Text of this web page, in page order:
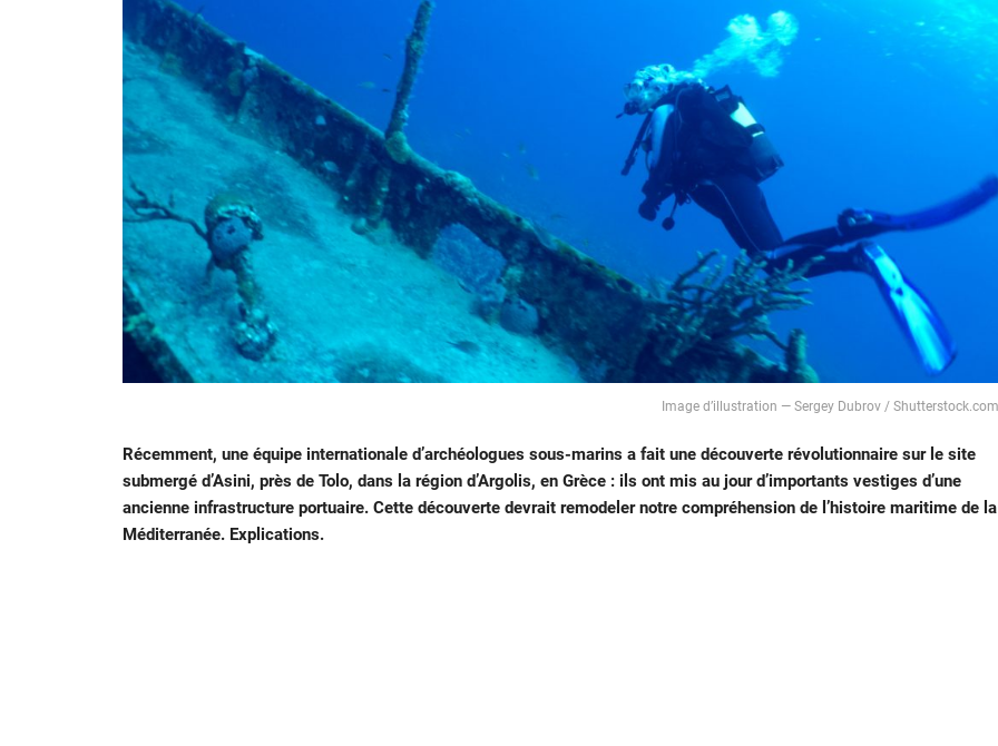
Image d’illustration — Sergey Dubrov / Shutterstock.com
Récemment, une équipe internationale d’archéologues sous-marins a fait une découverte révolutionnaire sur le site
submergé d’Asini, près de Tolo, dans la région d’Argolis, en Grèce : ils ont mis au jour d’importants vestiges d’une
ancienne infrastructure portuaire. Cette découverte devrait remodeler notre compréhension de l’histoire maritime de la
Méditerranée. Explications.